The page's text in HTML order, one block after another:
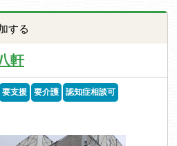
する
軒
要支援 要介護 認知症相談可